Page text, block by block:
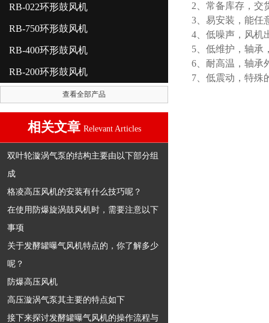
RB-022环形鼓风机
RB-750环形鼓风机
RB-400环形鼓风机
RB-200环形鼓风机
查看全部产品
相关文章 Relevant Articles
双叶轮漩涡气泵的结构主要由以下部分组
成
格凌高压风机的安装有什么技巧呢？
在使用防爆旋涡鼓风机时，需要注意以下
事项
关于发酵罐曝气风机特点的，你了解多少
呢？
防爆高压风机
高压漩涡气泵其主要的特点如下
接下来探讨发酵罐曝气风机的操作流程与
2、常备库存，交
3、易安装，能任
4、低噪声，风机
5、低维护，轴承
6、耐高温，轴承
7、低震动，特殊